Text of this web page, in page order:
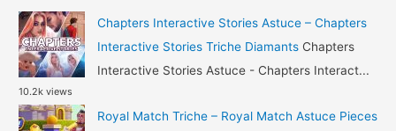
Or
Gratuit
h
f
o
r
:
Chapters Interactive Stories Astuce – Chapters
Interactive Stories Triche Diamants Chapters
Interactive Stories Astuce - Chapters Interact...
10.2k views
Royal Match Triche – Royal Match Astuce Pieces